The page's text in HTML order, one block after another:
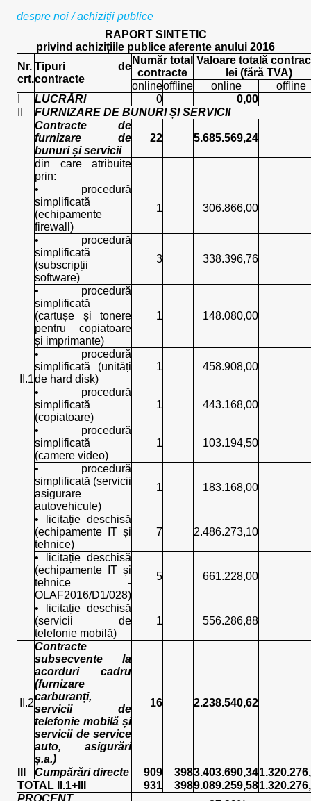
despre noi/achiziții publice
RAPORT SINTETIC
privind achizițiile publice aferente anului 2016
Nr.
crt.
Tipuri de
contracte
Număr total
contracte
Valoare totală
lei (fără TVA)
onlineoffline online
offline
LUCRĂRI 0
0,00
FURNIZARE DE BUNURI ȘI SERVICII
II.1
Contracte de
furnizare de
bunuri și servicii
22 5.685.569,24
din care atribuite
prin:
• procedură
simplificată
(echipamente
firewall)
1 306.866,00
• procedură
simplificată
(subscripții
software)
3 338.396,76
• procedură
simplificată
(cartușe și tonere
pentru copiatoare
și imprimante)
1 148.080,00
• procedură
simplificată (unități
de hard disk)
1 458.908,00
• procedură
simplificată
(copiatoare)
1 443.168,00
• procedură
simplificată
(camere video)
1 103.194,50
• procedură
simplificată (servicii
asigurare
autovehicule)
1 183.168,00
• licitație deschisă
(echipamente IT și
tehnice)
7 2.486.273,10
• licitație deschisă
(echipamente IT și
tehnice -
OLAF2016/D1/028)
5 661.228,00
• licitație deschisă
(servicii de
telefonie mobilă)
1 556.286,88
II.2
Contracte
subsecvente la
acorduri cadru
(furnizare
carburanți,
servicii de
telefonie mobilă și
servicii de service
auto, asigurări
ș.a.)
16 2.238.540,62
Cumpărări directe 909 3983.403.690,34
TOTAL II.1+III
931 3989.089.259,58
PROCENT